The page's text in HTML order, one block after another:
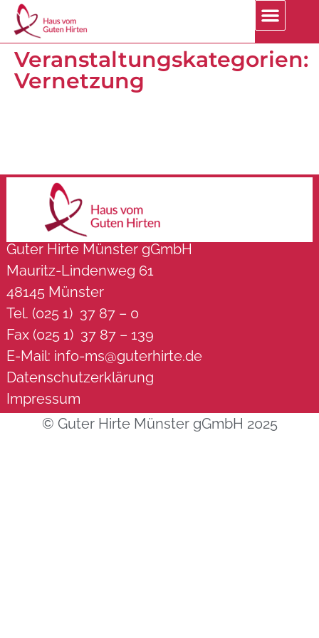
Veranstaltungskategorien:
Vernetzung
Guter Hirte Münster gGmbH
Mauritz-Lindenweg 61
48145 Münster
Tel. (025 1) 37 87 – 0
Fax (025 1) 37 87 – 139
E-Mail: info-ms@guterhirte.de
Datenschutzerklärung
Impressum
© Guter Hirte Münster gGmbH 2025